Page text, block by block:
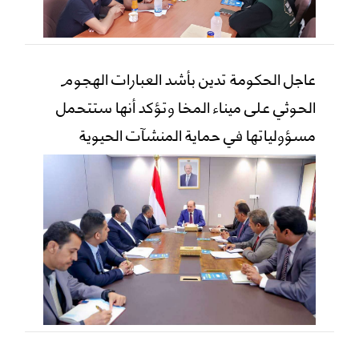
عاجل الحكومة تدين بأشد العبارات الهجوم
الحوثي على ميناء المخا وتؤكد أنها ستتحمل
مسؤولياتها في حماية المنشآت الحيوية